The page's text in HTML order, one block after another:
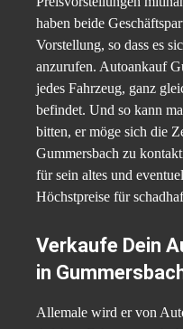
haben beide
Vorstellung, so dass es
anzurufen. Autoankauf
jedes Fahrzeug, ganz
befindet. Und so kann
bitten, er möge sich die
Gummersbach zu
für sein altes und
Höchstpreise für
Verkaufe Dein
in
Allemale wird er von